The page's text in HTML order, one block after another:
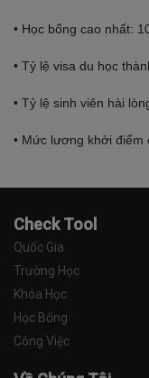
• Học bổng cao nhất:
• Tỷ lệ visa du học
• Tỷ lệ sinh viên hài
• Mức lương khởi điểm
Check Tool
Quốc Gia
Trường Học
Khóa Học
Học Bổng
Công Việc